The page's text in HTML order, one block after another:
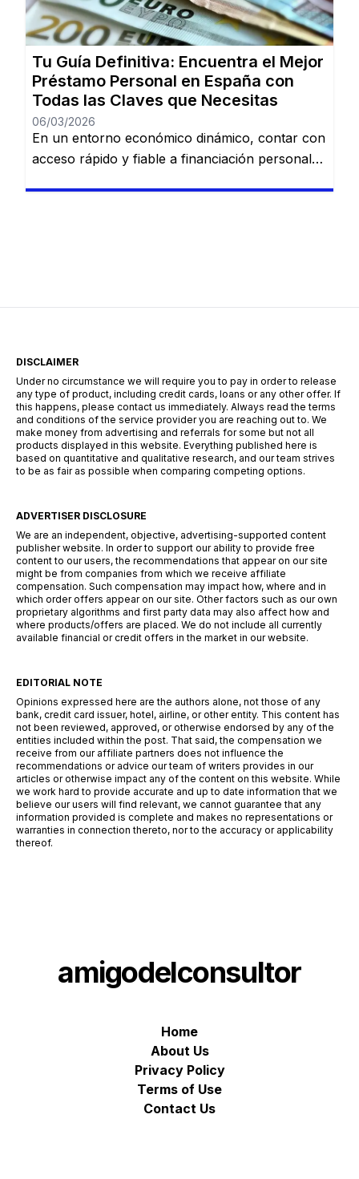
los mejores préstamos personales del mercado
español: Dineti, BBVA Préstamo Personal,
Cofidis, […]
Tu Guía Definitiva: Encuentra el Mejor
Préstamo Personal en España con
Todas las Claves que Necesitas
06/03/2026
En un entorno económico dinámico, contar con
acceso rápido y fiable a financiación personal
español: Dineti, BBVA Préstamo Personal,
DISCLAIMER
Under no circumstance we will require you to pay in order to release
any type of product, including credit cards, loans or any other offer. If
this happens, please contact us immediately. Always read the terms
and conditions of the service provider you are reaching out to. We
make money from advertising and referrals for some but not all
products displayed in this website. Everything published here is
based on quantitative and qualitative research, and our team strives
to be as fair as possible when comparing competing options.
ADVERTISER DISCLOSURE
We are an independent, objective, advertising-supported content
publisher website. In order to support our ability to provide free
content to our users, the recommendations that appear on our site
might be from companies from which we receive affiliate
compensation. Such compensation may impact how, where and in
which order offers appear on our site. Other factors such as our own
proprietary algorithms and first party data may also affect how and
where products/offers are placed. We do not include all currently
available financial or credit offers in the market in our website.
EDITORIAL NOTE
Opinions expressed here are the authors alone, not those of any
bank, credit card issuer, hotel, airline, or other entity. This content has
not been reviewed, approved, or otherwise endorsed by any of the
entities included within the post. That said, the compensation we
receive from our affiliate partners does not influence the
recommendations or advice our team of writers provides in our
articles or otherwise impact any of the content on this website. While
we work hard to provide accurate and up to date information that we
believe our users will find relevant, we cannot guarantee that any
information provided is complete and makes no representations or
warranties in connection thereto, nor to the accuracy or applicability
thereof.
amigodelconsultor
Home
About Us
Privacy Policy
Terms of Use
Contact Us